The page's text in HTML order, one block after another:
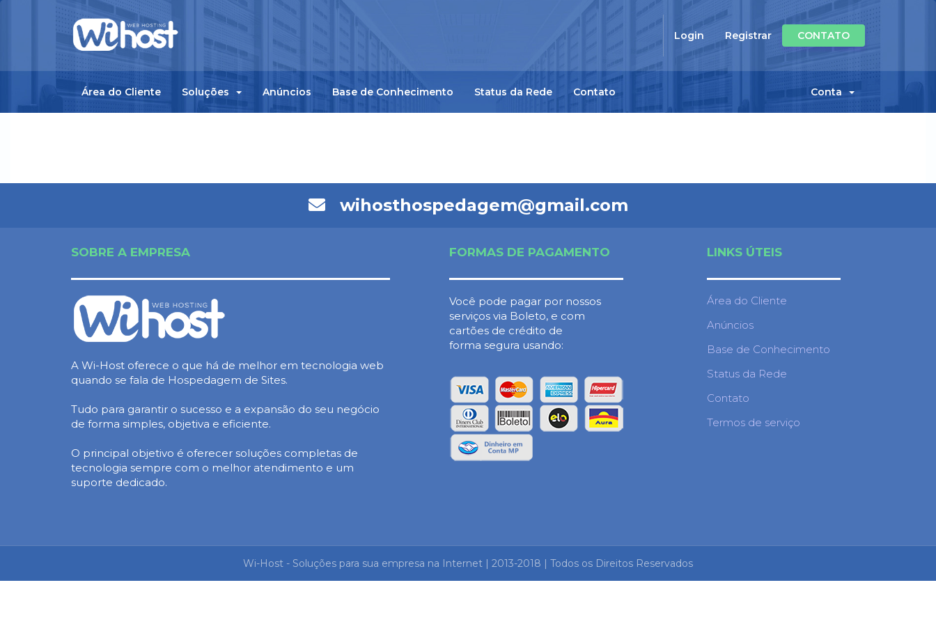
Login Registrar CONTATO
Área do Cliente Soluções Anúncios Base de Conhecimento Status da Rede Contato Conta
wihosthospedagem@gmail.com
SOBRE A EMPRESA
A Wi-Host oferece o que há de melhor em tecnologia web
quando se fala de Hospedagem de Sites.
Tudo para garantir o sucesso e a expansão do seu negócio
de forma simples, objetiva e eficiente.
O principal objetivo é oferecer soluções completas de
tecnologia sempre com o melhor atendimento e um
suporte dedicado.
FORMAS DE PAGAMENTO
Você pode pagar por nossos
serviços via Boleto, e com
cartões de crédito de
forma segura usando:
LINKS ÚTEIS
Área do Cliente
Anúncios
Base de Conhecimento
Status da Rede
Contato
Termos de serviço
Wi-Host - Soluções para sua empresa na Internet | 2013-2018 | Todos os Direitos Reservados